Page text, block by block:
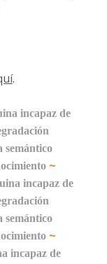
.
incapaz de
semántico
~
incapaz de
semántico
~
incapaz de